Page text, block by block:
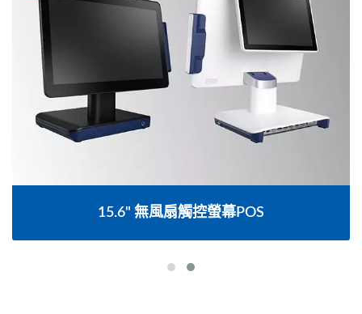
15.6" 無風扇觸控螢幕POS